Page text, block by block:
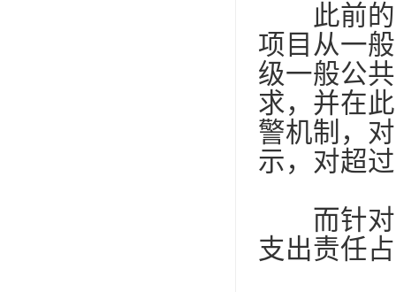
此前的
项目从一
级一般公
求，并在
警机制，
示，对超过
而针对
支出责任